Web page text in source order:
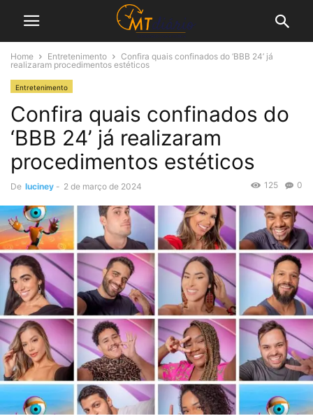
Home Entretenimento
Confira quais confinados do ‘BBB 24’ já
realizaram procedimentos estéticos
Entretenimento
Confira quais confinados do
‘BBB 24’ já realizaram
procedimentos estéticos
De luciney - 2 de março de 2024 0
125